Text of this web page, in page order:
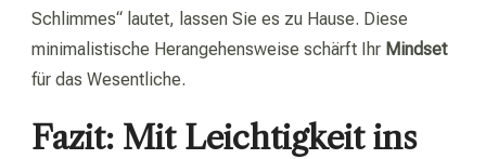
Schlimmes“ lautet, lassen Sie es zu Hause. Diese
minimalistische Herangehensweise schärft Ihr Mindset
für das Wesentliche.
Fazit: Mit Leichtigkeit ins